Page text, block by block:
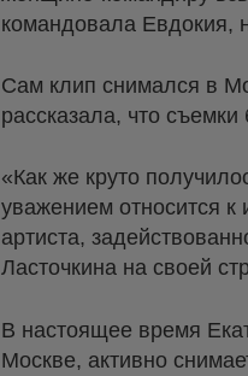
командовала Евдокия,
Сам клип снимался в
рассказала, что
«Как же круто
уважением относится
артиста,
Ласточкина на своей
В настоящее время
Москве, активно